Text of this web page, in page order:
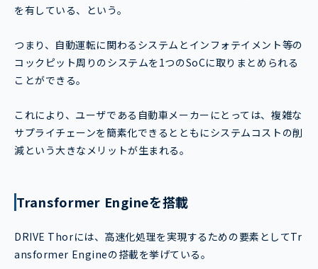
を有している、という。
つまり、自動運転に関わるシステムとインフォテイメント等の
コックピット周りのシステムを1つのSoCに取りまとめられる
ことができる。
これにより、ユーザである自動車メーカーにとっては、複雑な
サプライチェーンを簡素化できるとともにシステムコストの削
減という大きなメリットが生まれる。
Transformer Engineを搭載
DRIVE Thorには、高速化処理を実現するための要素としてTr
ansformer Engineの搭載を挙げている。